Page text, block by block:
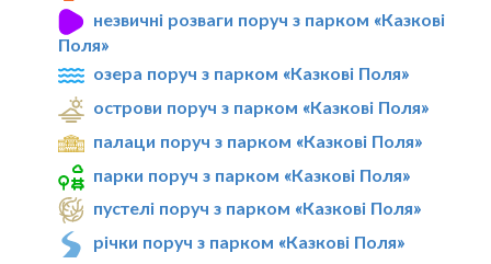
незвичні розваги поруч з парком «Казкові
Поля»
озера поруч з парком «Казкові Поля»
острови поруч з парком «Казкові Поля»
палаци поруч з парком «Казкові Поля»
парки поруч з парком «Казкові Поля»
пустелі поруч з парком «Казкові Поля»
річки поруч з парком «Казкові Поля»